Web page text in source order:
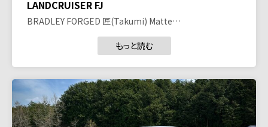
LANDCRUISER FJ
BRADLEY FORGED 匠(Takumi) Matte…
もっと読む